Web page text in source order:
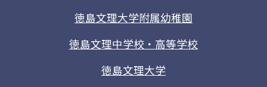
徳島文理大学附属幼稚園
徳島文理中学校・高等学校
徳島文理大学